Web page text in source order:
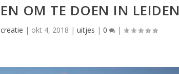
OM TE DOEN IN LEIDEN
| okt 4, 2018 | uitjes | 0 |